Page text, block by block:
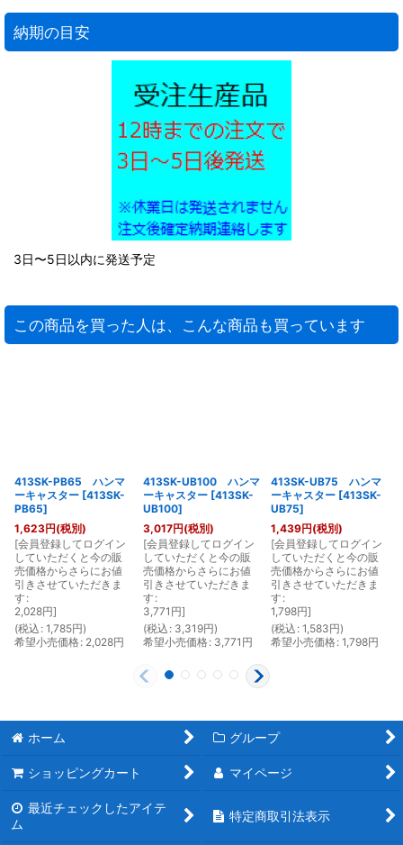
納期の目安
3日〜5日以内に発送予定
この商品を買った人は、こんな商品も買っています
413SK-PB65 ハンマ
ーキャスター [413SK-
PB65]
1,623円(税別)
[会員登録してログイン
していただくと今の販
売価格からさらにお値
引きさせていただきま
す :
2,028円]
(税込 : 1,785円)
希望小売価格: 2,028円
413SK-UB100 ハンマ
ーキャスター [413SK-
UB100]
3,017円(税別)
[会員登録してログイン
していただくと今の販
売価格からさらにお値
引きさせていただきま
す :
3,771 円]
(税込 : 3,319円)
希望小売価格: 3,771 円
413SK-UB75 ハンマ
ーキャスター [413SK-
UB75]
1,439円(税別)
[会員登録してログイン
していただくと今の販
売価格からさらにお値
引きさせていただきま
す :
1,798円]
(税込 : 1,583円)
希望小売価格: 1,798円
ホーム グループ
ショッピングカート マイページ
最近チェックしたアイテ
ム
特定商取引法表示